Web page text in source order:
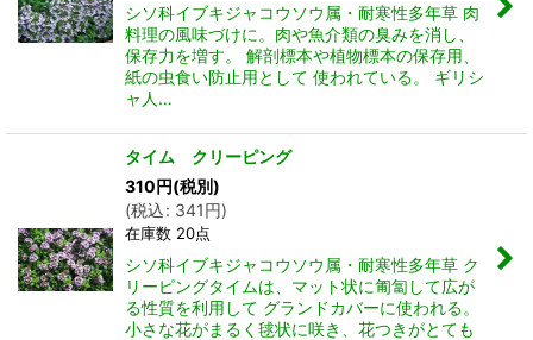
シソ科イブキジャコウソウ属・耐寒性多年草 肉
料理の風味づけに。肉や魚介類の臭みを消し、
保存力を増す。 解剖標本や植物標本の保存用、
紙の虫食い防止用として 使われている。 ギリシ
ャ人…
タイム クリーピング
310円(税別)
(税込: 341円)
在庫数 20点
シソ科イブキジャコウソウ属・耐寒性多年草 ク
リーピングタイムは、マット状に匍匐して広が
る性質を利用して グランドカバーに使われる。
小さな花がまるく毬状に咲き、花つきがとても